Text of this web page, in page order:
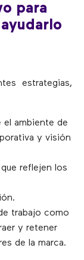
para
estrategias,
el ambiente de
y visión
reflejen los
trabajo como
y retener
de la marca.